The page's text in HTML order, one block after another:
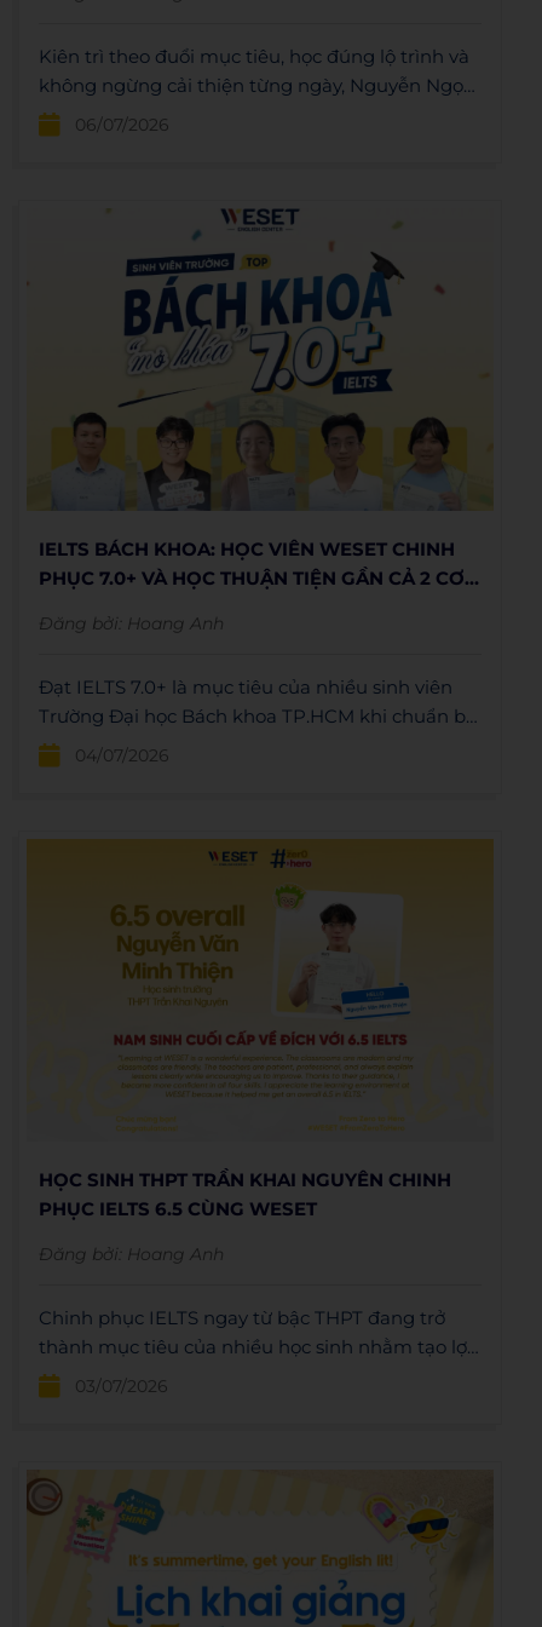
Kiên trì theo đuổi mục tiêu, học đúng lộ trình và
không ngừng cải thiện từng ngày, Nguyễn Ngọc
Phương Vy – học sinh THPT Nguyễn Thị Minh
Khai đã xuất sắc đạt IELTS 6.5 Overall.
06/07/2026
IELTS BÁCH KHOA: HỌC VIÊN WESET CHINH
PHỤC 7.0+ VÀ HỌC THUẬN TIỆN GẦN CẢ 2 CƠ
Đăng bởi: Hoang Anh
Đạt IELTS 7.0+ là mục tiêu của nhiều sinh viên
Trường Đại học Bách khoa TP.HCM khi chuẩn bị
cho học bổng, chương trình trao đổi quốc tế hay
cơ hội nghề nghiệp sau tốt nghiệp.
04/07/2026
HỌC SINH THPT TRẦN KHAI NGUYÊN CHINH
PHỤC IELTS 6.5 CÙNG WESET
Đăng bởi: Hoang Anh
Chinh phục IELTS ngay từ bậc THPT đang trở
thành mục tiêu của nhiều học sinh nhằm tạo lợi
thế trong xét tuyển đại học và chuẩn bị hành
trang cho tương lai. Mới đây, Nguyễn Văn Minh
03/07/2026